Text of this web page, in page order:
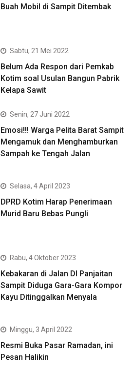
Buah Mobil di Sampit Ditembak
Sabtu, 21 Mei 2022
Belum Ada Respon dari Pemkab
Kotim soal Usulan Bangun Pabrik
Kelapa Sawit
Senin, 27 Juni 2022
Emosi!!! Warga Pelita Barat Sampit
Mengamuk dan Menghamburkan
Sampah ke Tengah Jalan
Selasa, 4 April 2023
DPRD Kotim Harap Penerimaan
Murid Baru Bebas Pungli
Rabu, 4 Oktober 2023
Kebakaran di Jalan DI Panjaitan
Sampit Diduga Gara-Gara Kompor
Kayu Ditinggalkan Menyala
Minggu, 3 April 2022
Resmi Buka Pasar Ramadan, ini
Pesan Halikin